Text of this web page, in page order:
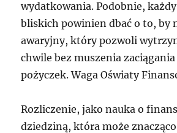
wydatkowania. Podobnie,
bliskich powinien dbać o to, by
awaryjny, który pozwoli
chwile bez muszenia
pożyczek. Waga Oświaty
Rozliczenie, jako nauka o
dziedziną, która może